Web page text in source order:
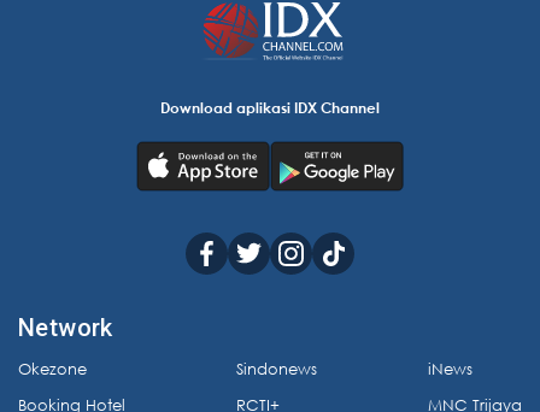
Download aplikasi IDX Channel
Network
Okezone
Booking Hotel
Sindonews
RCTI+
iNews
MNC Trijaya